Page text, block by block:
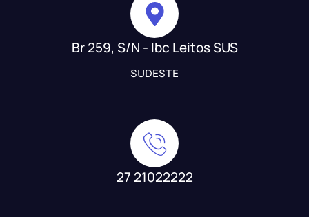
Br 259, S/N - Ibc Leitos SUS
SUDESTE
27 21022222